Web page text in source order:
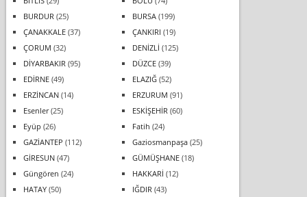
BURDUR (25) BURSA(199)
ÇANAKKALE(37) ÇANKIRI (19)
ÇORUM (32) DENİZLİ (125)
DİYARBAKIR (95) DÜZCE(39)
EDİRNE(49) ELAZIĞ(52)
ERZİNCAN(14) ERZURUM (91)
Esenler(25) ESKİŞEHİR (60)
Eyüp (26) Fatih (24)
GAZİANTEP (112) Gaziosmanpaşa(25)
GİRESUN(47) GÜMÜŞHANE(18)
Güngören (24) HAKKARİ (12)
HATAY(50) IĞDIR (43)